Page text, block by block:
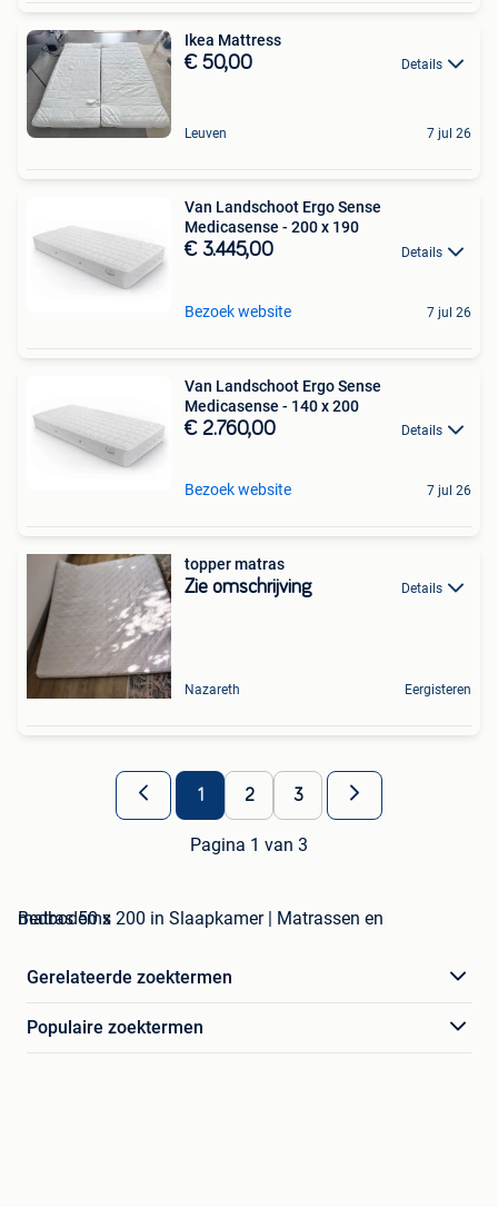
Ikea Mattress
€ 50,00 Details
Leuven 7 jul 26
Van Landschoot Ergo Sense
Medicasense - 200 x 190
€ 3.445,00 Details
Bezoek website 7 jul 26
Van Landschoot Ergo Sense
Medicasense - 140 x 200
€ 2.760,00 Details
Bezoek website 7 jul 26
topper matras
Zie omschrijving Details
Nazareth Eergisteren
1 2 3
Pagina 1 van 3
matras 50 x 200 in Slaapkamer | Matrassen en Bedbodems
Gerelateerde zoektermen
Populaire zoektermen